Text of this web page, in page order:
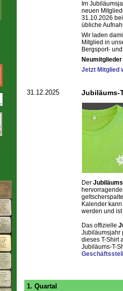
Im
neuen
31.10.2026
übliche
Wir laden
Mitglied in
Bergsport-
Jetzt Mitglied
31.12.2025 Jubiläums-
Der
Kalender
werden und
Das offizielle
Jubiläumsjahr
dieses T-Shirt
Jubiläums-T-
1. Quartal